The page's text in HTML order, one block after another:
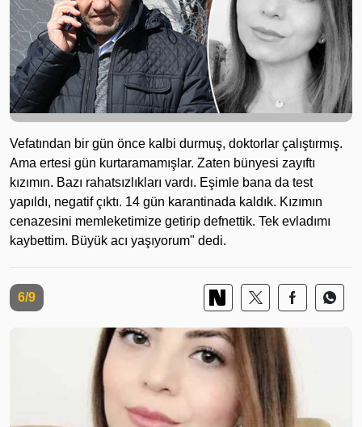
Vefatından bir gün önce kalbi durmuş, doktorlar çalıştırmış.
Ama ertesi gün kurtaramamışlar. Zaten bünyesi zayıftı
kızımın. Bazı rahatsızlıkları vardı. Eşimle bana da test
yapıldı, negatif çıktı. 14 gün karantinada kaldık. Kızımın
cenazesini memleketimize getirip defnettik. Tek evladımı
kaybettim. Büyük acı yaşıyorum" dedi.
6/9